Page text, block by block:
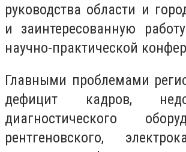
руководства области и
и заинтересованную
научно-практической
Главными проблемами
дефицит кадров,
диагностического
рентгеновского,